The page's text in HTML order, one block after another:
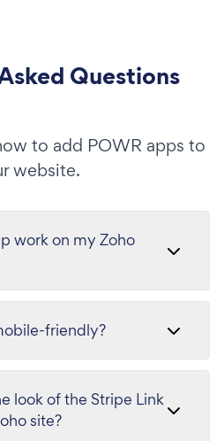
Questions
to add POWR apps to
website.
work on my Zoho
friendly?
look of the Stripe Link
site?